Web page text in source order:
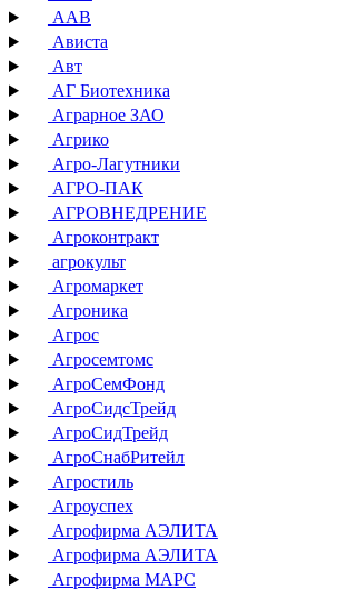
ААВ
Ависта
Авт
АГ Биотехника
Аграрное ЗАО
Агрико
Агро-Лагутники
АГРО-ПАК
АГРОВНЕДРЕНИЕ
Агроконтракт
агрокульт
Агромаркет
Агроника
Агрос
Агросемтомс
АгроСемФонд
АгроСидсТрейд
АгроСидТрейд
АгроСнабРитейл
Агростиль
Агроуспех
Агрофирма АЭЛИТА
Агрофирма АЭЛИТА
Агрофирма МАРС